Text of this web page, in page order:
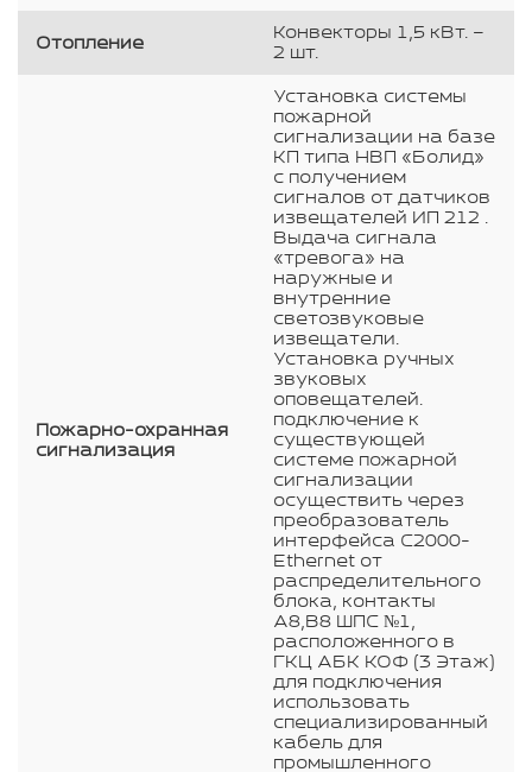
Отопление
Конвекторы 1,5 кВт. –
2 шт.
Пожарно-охранная
сигнализация
Установка системы
пожарной
сигнализации на базе
КП типа НВП «Болид»
с получением
сигналов от датчиков
извещателей ИП 212 .
Выдача сигнала
«тревога» на
наружные и
внутренние
светозвуковые
извещатели.
Установка ручных
звуковых
оповещателей.
подключение к
существующей
системе пожарной
сигнализации
осуществить через
преобразователь
интерфейса С2000-
Ethernet от
распределительного
блока, контакты
А8,В8 ШПС №1,
расположенного в
ГКЦ АБК КОФ (3 Этаж)
для подключения
использовать
специализированный
кабель для
промышленного